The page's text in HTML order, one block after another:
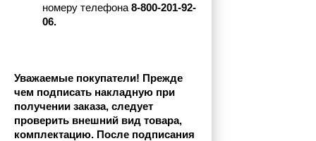
номеру телефона 8-800-201-92-
06.
Уважаемые покупатели! Прежде
чем подписать накладную при
получении заказа, следует
проверить внешний вид товара,
комплектацию. После подписания